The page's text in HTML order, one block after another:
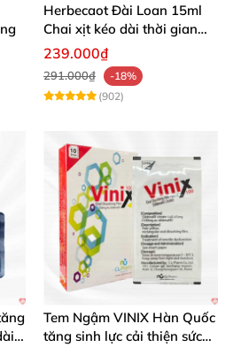
Herbecaot Đài Loan 15ml
Chai xịt kéo dài thời gian
hiệu quả
239.000₫
291.000₫
-18%
(902)
Tem Ngậm VINIX Hàn Quốc
tăng sinh lực cải thiện sức